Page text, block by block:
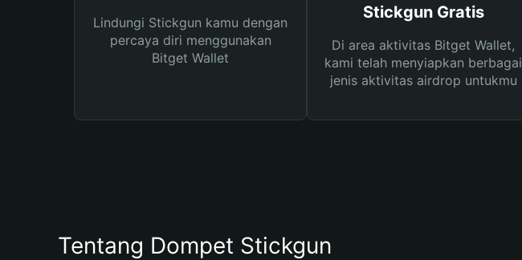
Lindungi Stickgun kamu dengan
percaya diri menggunakan
Bitget Wallet
Stickgun Gratis
Di area aktivitas Bitget Wallet,
kami telah menyiapkan berbagai
jenis aktivitas airdrop untukmu
Tentang Dompet Stickgun